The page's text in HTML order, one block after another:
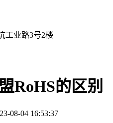
工业路3号2楼
RoHS的区别
08-04 16:53:37